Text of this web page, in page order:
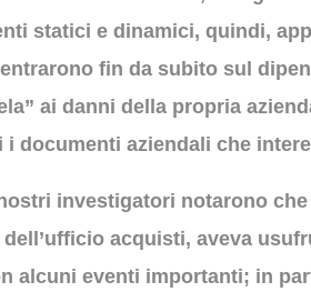
statici e dinamici, quindi,
fin da subito sul
ai danni della propria
documenti aziendali che
investigatori notarono
acquisti, aveva
alcuni eventi importanti; in